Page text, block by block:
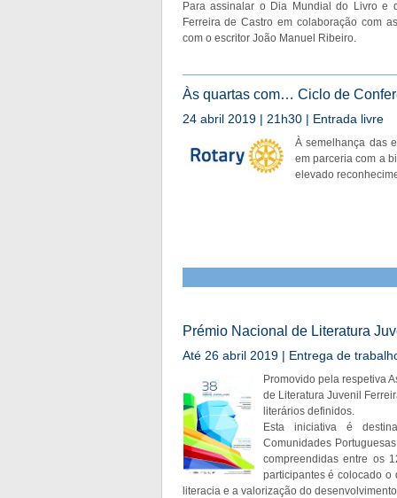
Para assinalar o Dia Mundial do Livro e
Ferreira de Castro em colaboração com
com o escritor João Manuel Ribeiro.
Às quartas com… Ciclo de
24 abril 2019 | 21h30 | Entrada livre
À semelhança das
em parceria com a
elevado
Prémio Nacional de Literatura
Até 26 abril 2019 | Entrega de
Promovido pela respetiva
de Literatura Juvenil
literários definidos.
Esta iniciativa é
Comunidades
compreendidas entre os
participantes é colocado
literacia e a valorização do